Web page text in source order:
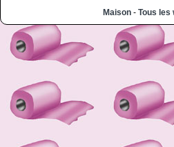
Maison- Tous les